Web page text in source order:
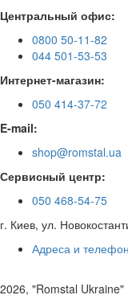
Центральный офис:
0800 50-11-82
044 501-53-53
Интернет-магазин:
050 414-37-72
E-mail:
shop@romstal.ua
Сервисный центр:
050 468-54-75
г. Киев, ул.
Адреса и
2026, "Romstal Ukraine"